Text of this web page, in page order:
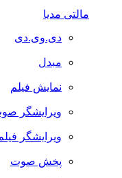
مالتی مدیا
دی.وی.دی
مبدل
نمایش فیلم
ویرایشگر
ویرایشگر
پخش صوت